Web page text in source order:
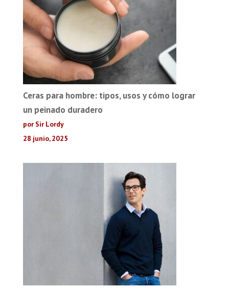
Ceras para hombre: tipos, usos y cómo lograr
un peinado duradero
por Sir Lordy
28 junio, 2025